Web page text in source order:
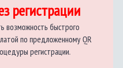
регистрации
возможность быстрого
по предложенному QR
регистрации.